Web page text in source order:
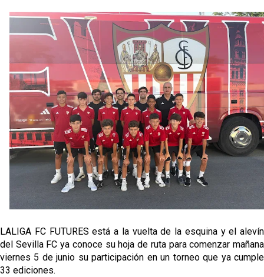
Djibril Sow pone rumbo a Italia para firmar su nuevo
contrato con el Genoa
Kochorashvili, seria opción para reforzar el centro
del campo sevillista
Sow muy cerca de cerrar su traspaso al Genoa
Oso es el siguiente en la lista para salir
Banquillos confirmados: así queda la cantera del
Sevilla Femenino para la 2026/27
Celta y Rayo agitan el mercado de La Liga
Previa | El Sevilla FC cierra la pretemporada con el
exigente choque ante el Bayer Leverkusen
LALIGA FC FUTURES está a la vuelta de la esquina y el alevín
del Sevilla FC ya conoce su hoja de ruta para comenzar mañana
viernes 5 de junio su participación en un torneo que ya cumple
33 ediciones.